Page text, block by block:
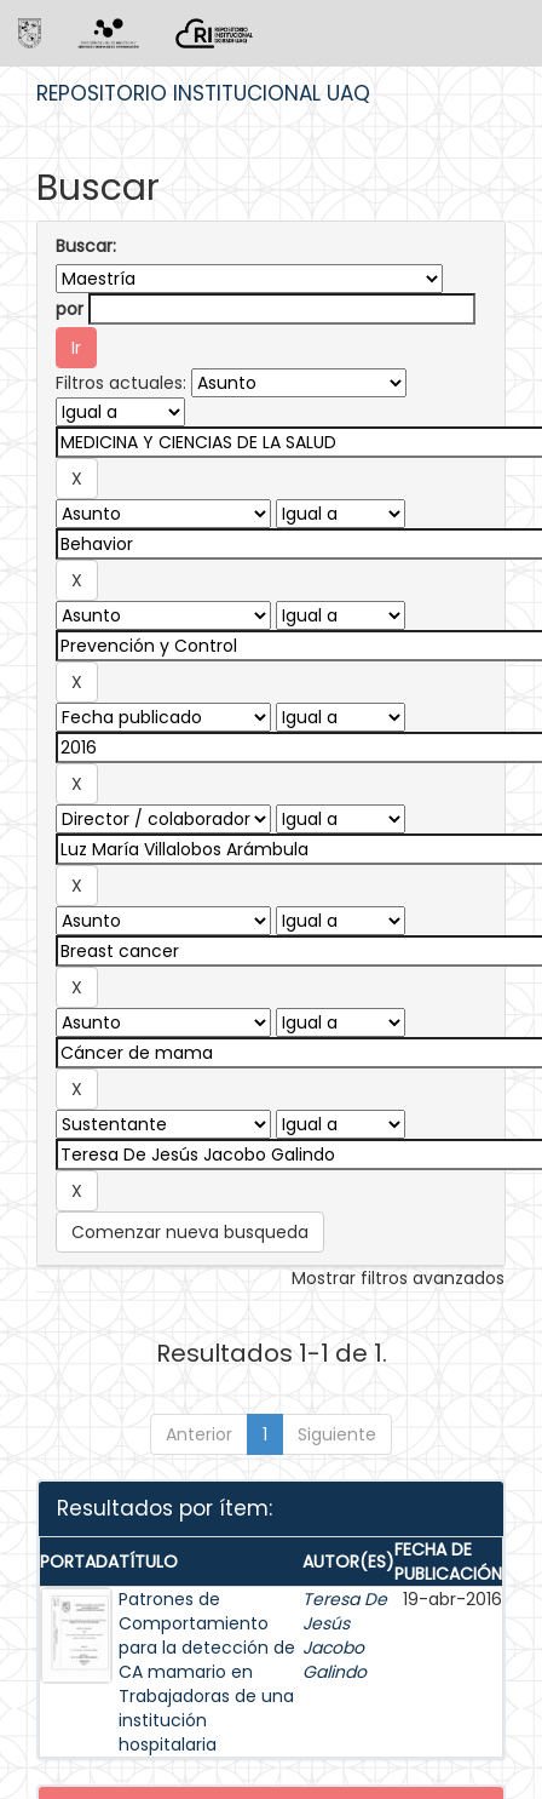
REPOSITORIO INSTITUCIONAL UAQ
Buscar
Buscar:
por
Filtros actuales:
Comenzar nueva busqueda
Mostrar filtros avanzados
Resultados 1-1 de 1.
Anterior 1 Siguiente
Resultados por ítem:
PORTADATÍTULO AUTOR(ES)FECHA DE
PUBLICACIÓN
Patrones de
Comportamiento
para la detección de
CA mamario en
Trabajadoras de una
institución
hospitalaria
Teresa De
Jesús
Jacobo
Galindo
19-abr-2016